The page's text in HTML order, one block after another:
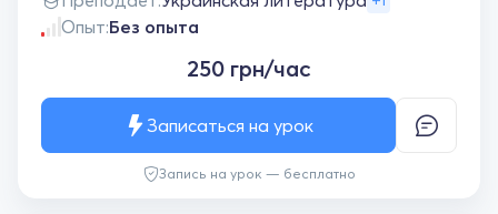
Опыт:Без опыта
250 грн/час
Запись на урок — бесплатно
Записаться на урок